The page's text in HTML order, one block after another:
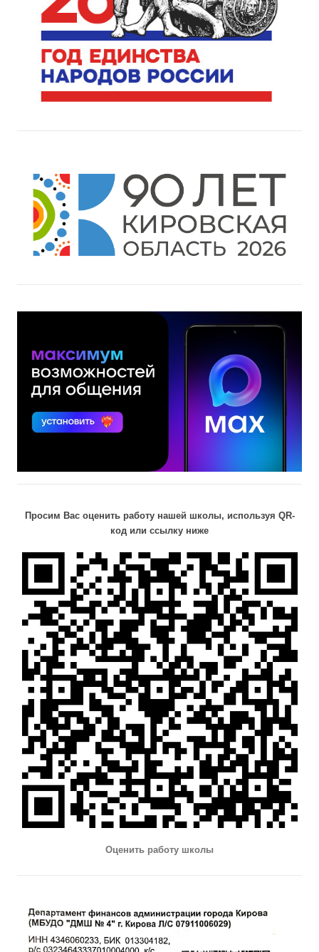
Просим Вас оценить работу нашей школы, используя QR-
код или ссылку ниже
Оценить работу школы